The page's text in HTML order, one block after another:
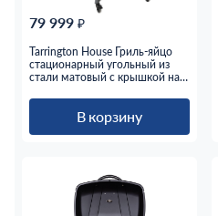
79 999 ₽
Tarrington House Гриль-яйцо
стационарный угольный из
стали матовый с крышкой на
В корзину